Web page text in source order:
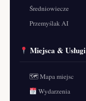
Średniowiecze
Przemyślak AI
Miejsca & Usługi
🗺 Mapa miejsc
Wydarzenia